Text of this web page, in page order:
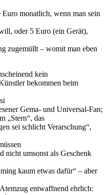
monatlich, wenn man sein
oder 5 Euro (ein Gerät),
zugemüllt – womit man eben
kein
bekommen beim
Gema- und Universal-Fan;
„Stern“, das
sei schlicht Verarschung“,
nicht umsonst als Geschenk
kaum etwas dafür“ – aber
entwaffnend ehrlich: